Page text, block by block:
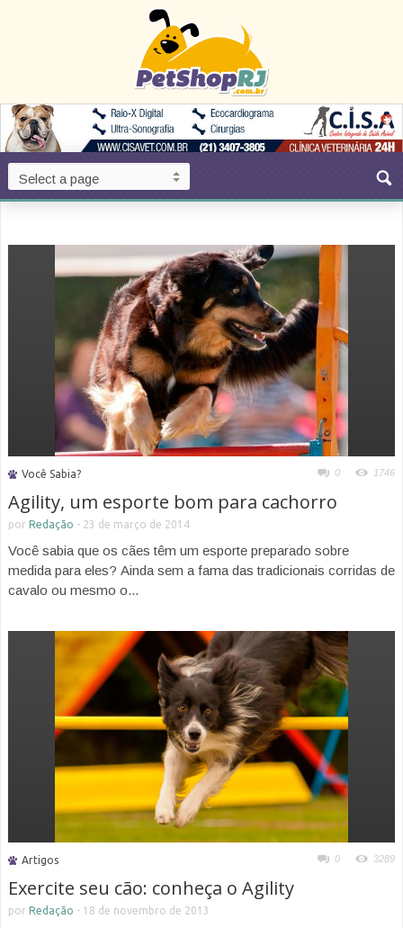
Você Sabia? 0 1746
Agility, um esporte bom para cachorro
por Redação - 23 de março de 2014
Você sabia que os cães têm um esporte preparado sobre
medida para eles? Ainda sem a fama das tradicionais corridas de
cavalo ou mesmo o...
Artigos 0 3289
Exercite seu cão: conheça o Agility
por Redação - 18 de novembro de 2013